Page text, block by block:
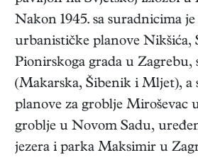
Nakon 1945. sa suradnicima
urbanističke planove Nikšića,
Pionirskoga grada u Zagrebu,
(Makarska, Šibenik i Mljet), a
planove za groblje Miroševac
groblje u Novom Sadu,
jezera i parka Maksimir u